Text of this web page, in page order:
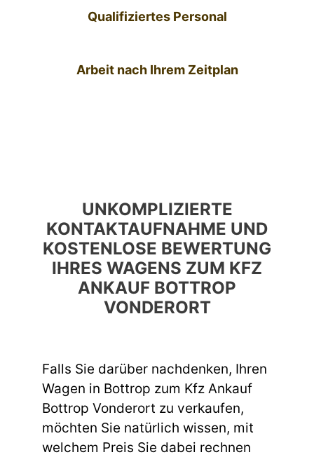
Qualifiziertes Personal
Arbeit nach Ihrem Zeitplan
UNKOMPLIZIERTE
KONTAKTAUFNAHME UND
KOSTENLOSE BEWERTUNG
IHRES WAGENS ZUM KFZ
ANKAUF BOTTROP
VONDERORT
Falls Sie darüber nachdenken, Ihren
Wagen in Bottrop zum Kfz Ankauf
Bottrop Vonderort zu verkaufen,
möchten Sie natürlich wissen, mit
welchem Preis Sie dabei rechnen